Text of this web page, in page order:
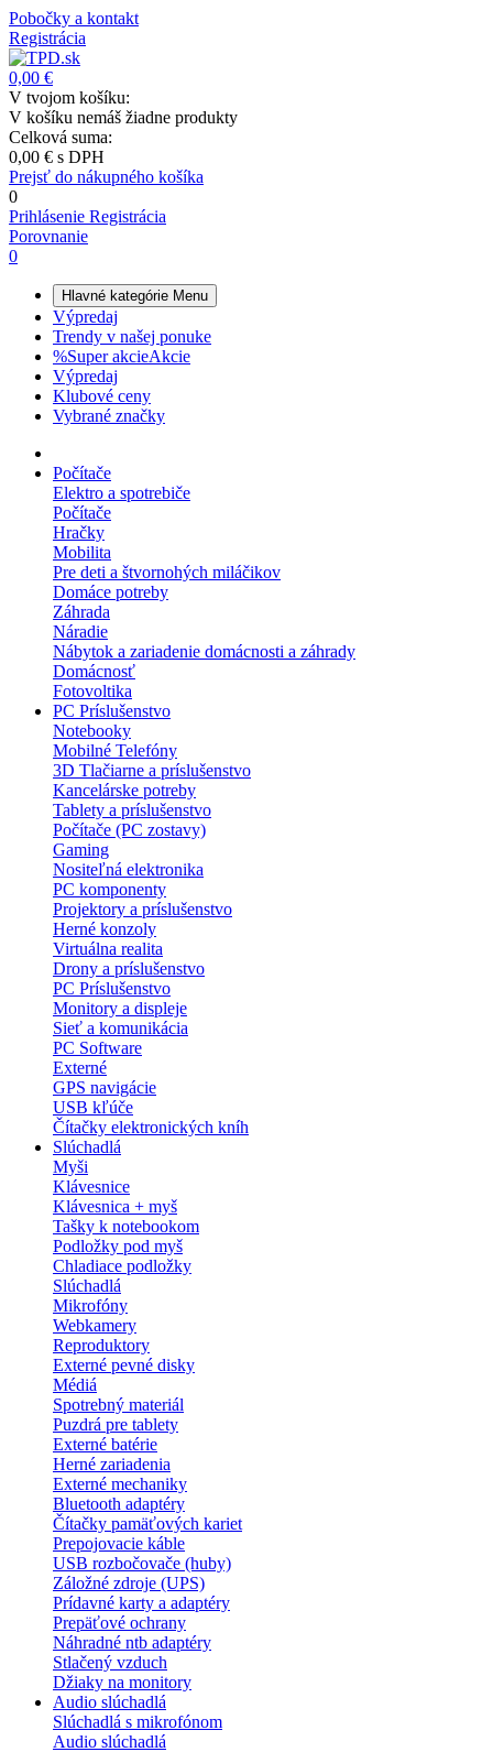
Pobočky a kontakt
Registrácia
0,00 €
V tvojom košíku:
V košíku nemáš žiadne produkty
Celková suma:
0,00 € s DPH
Prejsť do nákupného košíka
0
Prihlásenie Registrácia
Porovnanie
0
Hlavné kategórie Menu
Výpredaj
Trendy v našej ponuke
%Super akcieAkcie
Výpredaj
Klubové ceny
Vybrané značky
Počítače
Elektro a spotrebiče
Počítače
Hračky
Mobilita
Pre deti a štvornohých miláčikov
Domáce potreby
Záhrada
Náradie
Nábytok a zariadenie domácnosti a záhrady
Domácnosť
Fotovoltika
PC Príslušenstvo
Notebooky
Mobilné Telefóny
3D Tlačiarne a príslušenstvo
Kancelárske potreby
Tablety a príslušenstvo
Počítače (PC zostavy)
Gaming
Nositeľná elektronika
PC komponenty
Projektory a príslušenstvo
Herné konzoly
Virtuálna realita
Drony a príslušenstvo
PC Príslušenstvo
Monitory a displeje
Sieť a komunikácia
PC Software
Externé
GPS navigácie
USB kľúče
Čítačky elektronických kníh
Slúchadlá
Myši
Klávesnice
Klávesnica + myš
Tašky k notebookom
Podložky pod myš
Chladiace podložky
Slúchadlá
Mikrofóny
Webkamery
Reproduktory
Externé pevné disky
Médiá
Spotrebný materiál
Puzdrá pre tablety
Externé batérie
Herné zariadenia
Externé mechaniky
Bluetooth adaptéry
Čítačky pamäťových kariet
Prepojovacie káble
USB rozbočovače (huby)
Záložné zdroje (UPS)
Prídavné karty a adaptéry
Prepäťové ochrany
Náhradné ntb adaptéry
Stlačený vzduch
Džiaky na monitory
Audio slúchadlá
Slúchadlá s mikrofónom
Audio slúchadlá